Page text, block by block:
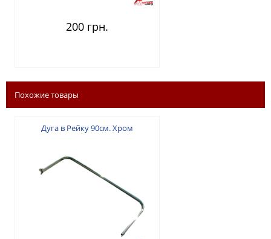
200 грн.
Похожие товары
Дуга в Рейку 90см. Хром